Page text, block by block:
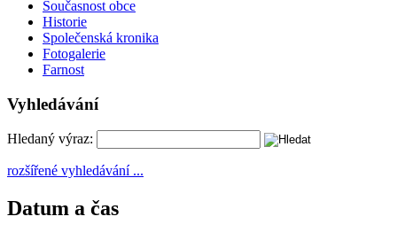
Současnost obce
Historie
Společenská kronika
Fotogalerie
Farnost
Vyhledávání
Hledaný výraz:
rozšířené vyhledávání ...
Datum a čas